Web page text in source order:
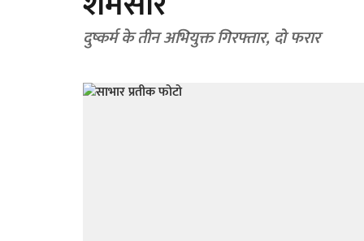
दुष्कर्म के तीन अभियुक्त गिरफ्तार, दो फरार